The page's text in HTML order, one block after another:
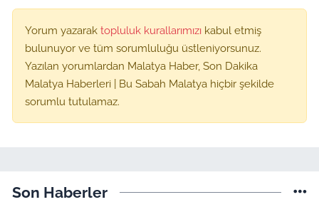
Yorum yazarak topluluk kurallarımızı kabul etmiş
bulunuyor ve tüm sorumluluğu üstleniyorsunuz.
Yazılan yorumlardan Malatya Haber, Son Dakika
Malatya Haberleri | Bu Sabah Malatya hiçbir şekilde
sorumlu tutulamaz.
Son Haberler